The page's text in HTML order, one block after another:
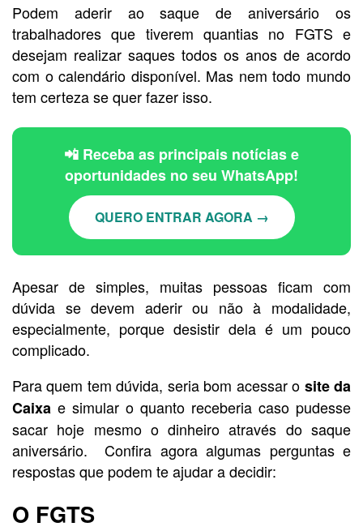
Podem aderir ao saque de aniversário os
trabalhadores que tiverem quantias no FGTS e
desejam realizar saques todos os anos de acordo
com o calendário disponível. Mas nem todo mundo
tem certeza se quer fazer isso.
📲 Receba as principais notícias e
oportunidades no seu WhatsApp!
QUERO ENTRAR AGORA →
Apesar de simples, muitas pessoas ficam com
dúvida se devem aderir ou não à modalidade,
especialmente, porque desistir dela é um pouco
complicado.
Para quem tem dúvida, seria bom acessar o site da
Caixa e simular o quanto receberia caso pudesse
sacar hoje mesmo o dinheiro através do saque
aniversário. Confira agora algumas perguntas e
respostas que podem te ajudar a decidir:
O FGTS